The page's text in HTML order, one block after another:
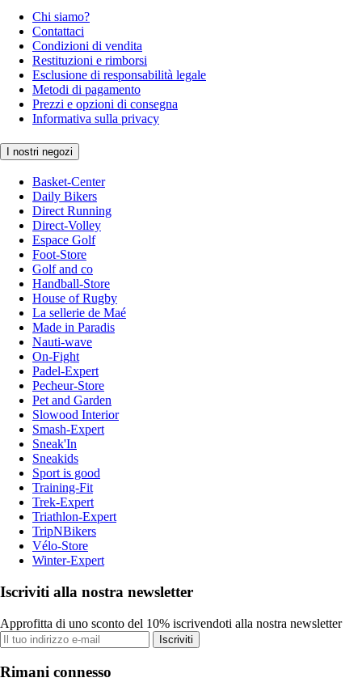
Chi siamo?
Contattaci
Condizioni di vendita
Restituzioni e rimborsi
Esclusione di responsabilità legale
Metodi di pagamento
Prezzi e opzioni di consegna
Informativa sulla privacy
I nostri negozi
Basket-Center
Daily Bikers
Direct Running
Direct-Volley
Espace Golf
Foot-Store
Golf and co
Handball-Store
House of Rugby
La sellerie de Maé
Made in Paradis
Nauti-wave
On-Fight
Padel-Expert
Pecheur-Store
Pet and Garden
Slowood Interior
Smash-Expert
Sneak'In
Sneakids
Sport is good
Training-Fit
Trek-Expert
Triathlon-Expert
TripNBikers
Vélo-Store
Winter-Expert
Iscriviti alla nostra newsletter
Approfitta di uno sconto del 10% iscrivendoti alla nostra newsletter
Iscriviti
Rimani connesso